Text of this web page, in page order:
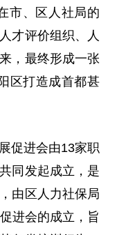
市、区人社局的
才评价组织、人
，最终形成一张
区打造成首都甚
促进会由13家职
同发起成立，是
由区人力社保局
进会的成立，旨